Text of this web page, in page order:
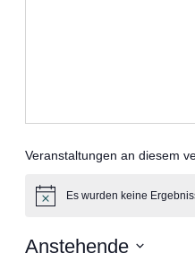
Veranstaltungen an diesem
HinweisEs wurden keine
Anstehende